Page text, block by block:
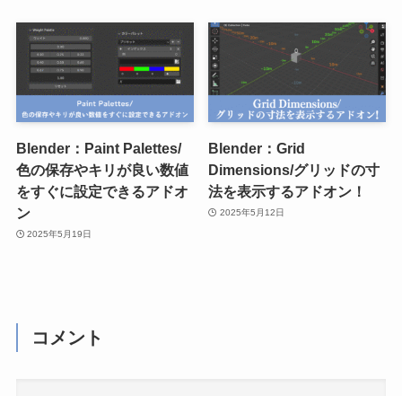
Blender：Paint Palettes/
色の保存やキリが良い数値
をすぐに設定できるアドオ
ン
2025年5月19日
Blender：Grid
Dimensions/グリッドの寸
法を表示するアドオン！
2025年5月12日
コメント